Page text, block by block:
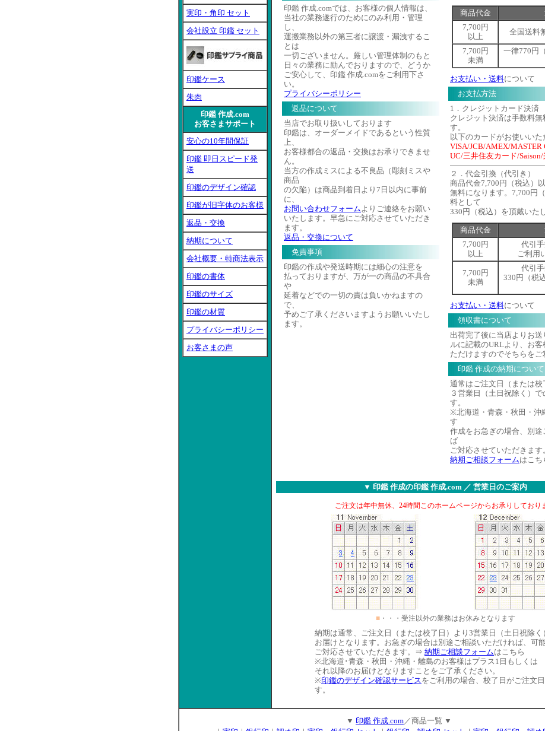
実印・角印 セット
会社設立 印鑑 セット
印鑑ケース
朱肉
印鑑 作成.com
お客さまサポート
安心の10年間保証
印鑑 即日スピード発
送
印鑑のデザイン確認
印鑑が旧字体のお客様
返品・交換
納期について
会社概要・特商法表示
印鑑の書体
印鑑のサイズ
印鑑の材質
プライバシーポリシー
お客さまの声
印鑑 作成.comでは、お客様の個人情報は、
当社の業務遂行のためにのみ利用・管理
し、
運搬業務以外の第三者に譲渡・漏洩するこ
とは
一切ございません。厳しい管理体制のもと
日々の業務に励んでおりますので、どうか
ご安心して、印鑑 作成.comをご利用下さ
い。
プライバシーポリシー
返品について
当店でお取り扱いしております
印鑑は、オーダーメイドであるという性質
上、
お客様都合の返品・交換はお承りできませ
ん。
当方の作成ミスによる不良品（彫刻ミスや
商品
の欠陥）は商品到着日より7日以内に事前
に、
お問い合わせフォームよりご連絡をお願い
いたします。早急にご対応させていただき
ます。
返品・交換について
免責事項
印鑑の作成や発送時期には細心の注意を
払っておりますが、万が一の商品の不具合
や
延着などでの一切の責は負いかねますの
で、
予めご了承くださいますようお願いいたし
ます。
商品代金
7,700円
以上
全国送料
7,700円
未満
一律770円
お支払い・送料について
お支払方法
1．クレジットカード決済
クレジット決済は手数料無
す。
以下のカードがお使いいた
VISA/JCB/AMEX/MASTER
UC/三井住友カード/Saison/
２．代金引換（代引き）
商品代金7,700円（税込）
無料になります。7,700円
料として
330円（税込）を頂戴いた
商品代金
7,700円
以上
代引
ご利用
7,700円
未満
代引
330円（税
お支払い・送料について
領収書について
出荷完了後に当店よりお
ルに記載のURLより、お
ただけますのでそちらをご
印鑑 作成の納期について
通常はご注文日（または校
３営業日（土日祝除く）で
す。
※北海道・青森・秋田・沖
す
作成をお急ぎの場合、別
ば
ご対応させていただきます
納期ご相談フォームはこち
▼ 印鑑 作成の印鑑 作成.com ／ 営業日のご案内
ご注文は年中無休、24時間このホームページからお承りしており
■・・・受注以外の業務はお休みとなります
納期は通常、ご注文日（または校了日）より3営業日（土日祝除く
お届けとなります。お急ぎの場合は別途ご相談いただければ、可
ご対応させていただきます。⇒ 納期ご相談フォームはこちら
※北海道･青森・秋田・沖縄・離島のお客様はプラス1日もしくは
それ以降のお届けとなりますことをご了承ください。
※印鑑のデザイン確認サービスをご利用の場合、校了日がご注文
す。
▼ 印鑑 作成.com／商品一覧 ▼